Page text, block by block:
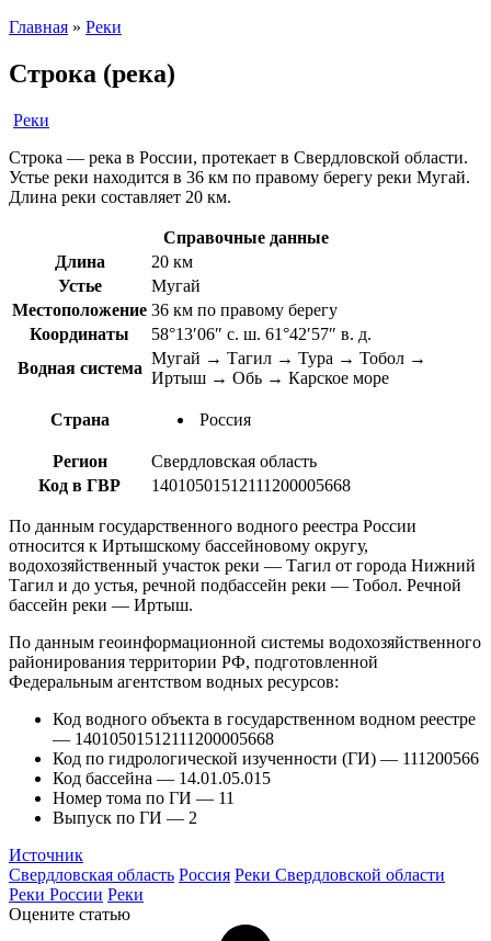
Главная » Реки
Строка (река)
Реки
Строка — река в России, протекает в Свердловской области.
Устье реки находится в 36 км по правому берегу реки Мугай.
Длина реки составляет 20 км.
Справочные данные
Длина
20 км
Устье
Мугай
Местоположение 36 км по правому берегу
Координаты
58°13′06″ с. ш. 61°42′57″ в. д.
Водная система
Мугай → Тагил → Тура → Тобол →
Иртыш → Обь → Карское море
Страна Россия
Регион
Свердловская область
Код в ГВР
14010501512111200005668
По данным государственного водного реестра России
относится к Иртышскому бассейновому округу,
водохозяйственный участок реки — Тагил от города Нижний
Тагил и до устья, речной подбассейн реки — Тобол. Речной
бассейн реки — Иртыш.
По данным геоинформационной системы водохозяйственного
районирования территории РФ, подготовленной
Федеральным агентством водных ресурсов:
Код водного объекта в государственном водном реестре
— 14010501512111200005668
Код по гидрологической изученности (ГИ) — 111200566
Код бассейна — 14.01.05.015
Номер тома по ГИ — 11
Выпуск по ГИ — 2
Источник
Свердловская область Россия Реки Свердловской области
Реки России Реки
Оцените статью